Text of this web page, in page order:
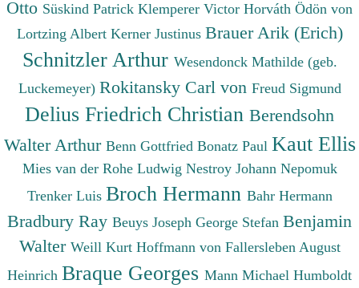
Otto Süskind Patrick Klemperer Victor Horváth Ödön von
Lortzing Albert Kerner Justinus Brauer Arik (Erich)
Schnitzler Arthur Wesendonck Mathilde (geb.
Luckemeyer) Rokitansky Carl von Freud Sigmund
Delius Friedrich Christian Berendsohn
Walter Arthur Benn Gottfried Bonatz Paul Kaut Ellis
Mies van der Rohe Ludwig Nestroy Johann Nepomuk
Trenker Luis Broch Hermann Bahr Hermann
Bradbury Ray Beuys Joseph George Stefan Benjamin
Walter Weill Kurt Hoffmann von Fallersleben August
Heinrich Braque Georges Mann Michael Humboldt